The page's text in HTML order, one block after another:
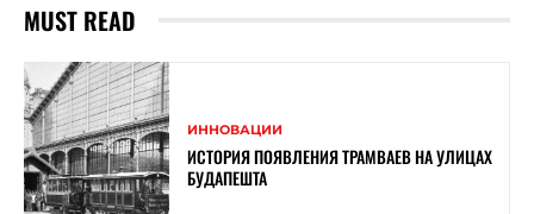
MUST READ
ИННОВАЦИИ
ИСТОРИЯ ПОЯВЛЕНИЯ ТРАМВАЕВ НА УЛИЦАХ
БУДАПЕШТА